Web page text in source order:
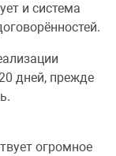
и система
дней, прежде
огромное